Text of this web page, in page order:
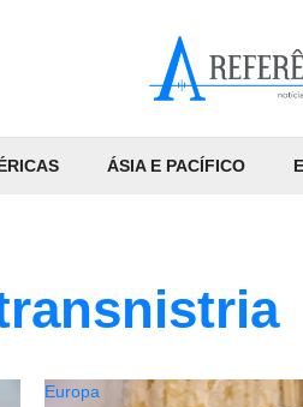
ÁSIA E PACÍFICO
Europa